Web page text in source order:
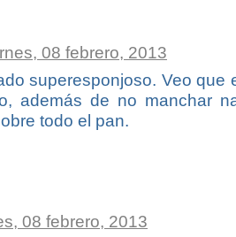
08 febrero, 2013
superesponjoso. Veo que
además de no manchar
todo el pan.
08 febrero, 2013